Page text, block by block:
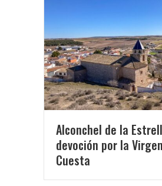
Alconchel de la
devoción por la
Cuesta